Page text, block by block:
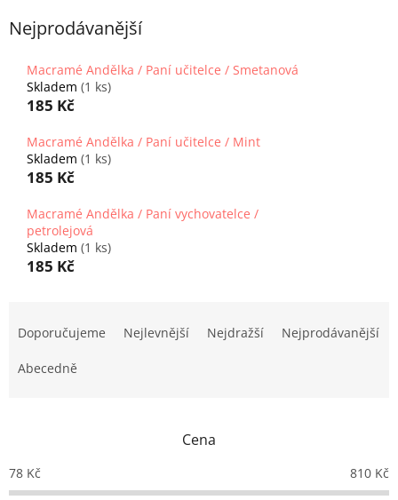
Nejprodávanější
Macramé Andělka / Paní učitelce / Smetanová
Skladem (1 ks)
185 Kč
Macramé Andělka / Paní učitelce / Mint
Skladem (1 ks)
185 Kč
Macramé Andělka / Paní vychovatelce /
petrolejová
Skladem (1 ks)
185 Kč
o
d
Doporučujeme Nejlevnější Nejdražší Nejprodávanější
Abecedně
Cena
78 Kč 810 Kč